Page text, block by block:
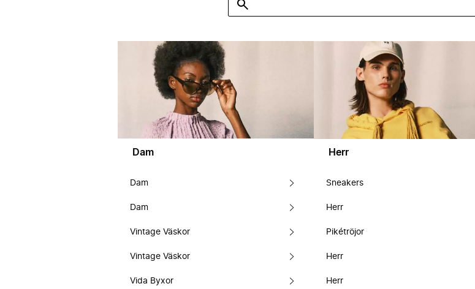
Dam
Dam
Dam
Vintage Väskor
Vintage Väskor
Vida Byxor
Herr
Sneakers
Herr
Pikétröjor
Herr
Herr